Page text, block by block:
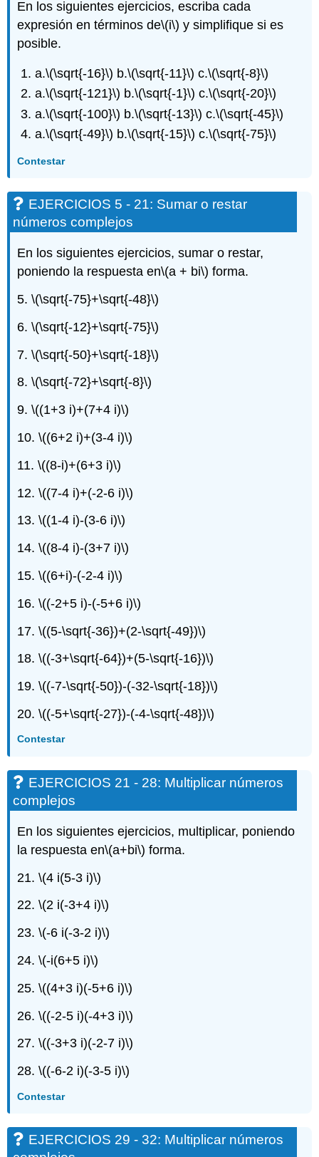
-
4:
Evaluar
raíz
cuadrada
de
un
negativo
EJERCICIOS
21:
o
números
complejos
21
28:
números
EJERCICIOS
29
-
32:
Multiplicar
números
complejos
Ejercicios
-
Multiplicar
complejos
45
49:
Multiplicar
números
complejos
EJERCICIOS
49
-
60:
números
complejos
EJERCICIOS
61
-
Simplificar
de\
(i\)
EJERCICIOS
69
72:
de
Autocomprobación
En los siguientes ejercicios, escriba cada
expresión en términos de\(i\) y simplifique si es
posible.
a.\(\sqrt{-16}\) b.\(\sqrt{-11}\) c.\(\sqrt{-8}\)
a.\(\sqrt{-121}\) b.\(\sqrt{-1}\) c.\(\sqrt{-20}\)
a.\(\sqrt{-100}\) b.\(\sqrt{-13}\) c.\(\sqrt{-45}\)
a.\(\sqrt{-49}\) b.\(\sqrt{-15}\) c.\(\sqrt{-75}\)
Contestar
EJERCICIOS 5 - 21: Sumar o restar
números complejos
En los siguientes ejercicios, sumar o restar,
poniendo la respuesta en\(a + bi\) forma.
5.\(\sqrt{-75}+\sqrt{-48}\)
6.\(\sqrt{-12}+\sqrt{-75}\)
7.\(\sqrt{-50}+\sqrt{-18}\)
8.\(\sqrt{-72}+\sqrt{-8}\)
9.\((1+3 i)+(7+4 i)\)
10.\((6+2 i)+(3-4 i)\)
11.\((8-i)+(6+3 i)\)
12.\((7-4 i)+(-2-6 i)\)
13.\((1-4 i)-(3-6 i)\)
14.\((8-4 i)-(3+7 i)\)
15.\((6+i)-(-2-4 i)\)
16.\((-2+5 i)-(-5+6 i)\)
17.\((5-\sqrt{-36})+(2-\sqrt{-49})\)
18.\((-3+\sqrt{-64})+(5-\sqrt{-16})\)
19.\((-7-\sqrt{-50})-(-32-\sqrt{-18})\)
20.\((-5+\sqrt{-27})-(-4-\sqrt{-48})\)
Contestar
EJERCICIOS 21 - 28: Multiplicar números
complejos
En los siguientes ejercicios, multiplicar, poniendo
la respuesta en\(a+bi\) forma.
21.\(4 i(5-3 i)\)
22.\(2 i(-3+4 i)\)
23.\(-6 i(-3-2 i)\)
24.\(-i(6+5 i)\)
25.\((4+3 i)(-5+6 i)\)
26.\((-2-5 i)(-4+3 i)\)
27.\((-3+3 i)(-2-7 i)\)
28.\((-6-2 i)(-3-5 i)\)
Contestar
EJERCICIOS 29 - 32: Multiplicar números